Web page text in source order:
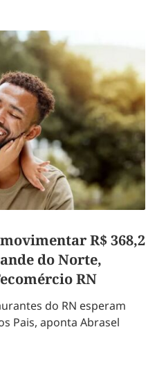
R$ 368,2
do Norte,
RN
do RN esperam
Pais, aponta Abrasel